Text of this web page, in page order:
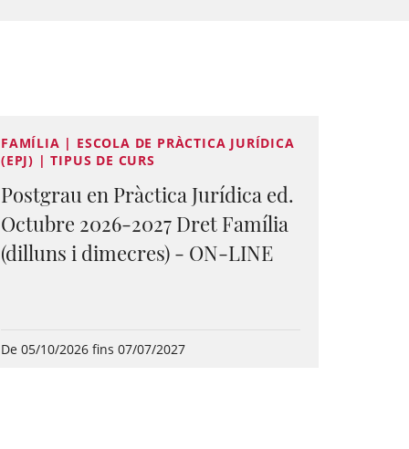
FAMÍLIA | ESCOLA DE PRÀCTICA JURÍDICA
(EPJ) | TIPUS DE CURS
Postgrau en Pràctica Jurídica ed.
Octubre 2026-2027 Dret Família
(dilluns i dimecres) - ON-LINE
De 05/10/2026 fins 07/07/2027